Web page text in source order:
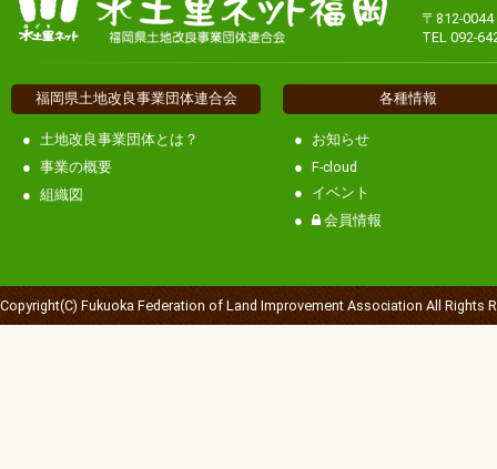
〒812-
TEL 092-
福岡県土地改良事業団体連合会
土地改良事業団体とは？
事業の概要
組織図
各種情報
お知らせ
F-cloud
イベント
会員情報
Copyright(C) Fukuoka Federation of Land Improvement Association All Rights